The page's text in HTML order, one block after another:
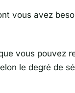
vous avez
vous pouvez
le degré de